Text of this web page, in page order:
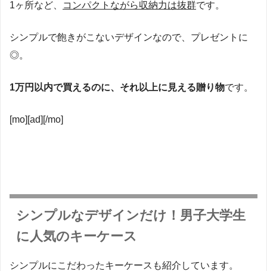
1ヶ所など、
コンパクトながら収納力は抜群です。
シンプルで飽きがこないデザインなので、プレゼントに
◎。
1万円以内で買えるのに、それ以上に見える贈り物です。
[mo][ad][/mo]
シンプルなデザインだけ！男子大学生
に人気のキーケース
シンプルにこだわったキーケースも紹介しています。